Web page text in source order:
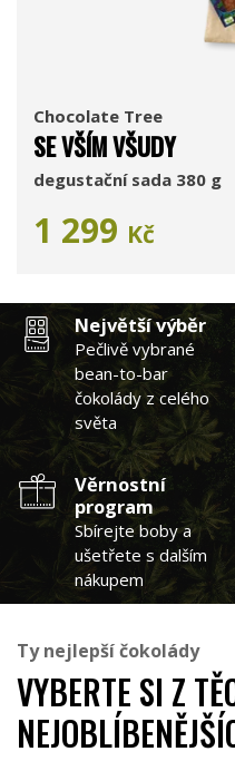
Chocolate Tree
SE VŠÍM VŠUDY
degustační sada 380 g
1 299 Kč
Největší výběr
Pečlivě vybrané
bean-to-bar
čokolády z celého
světa
Věrnostní
program
Sbírejte boby a
ušetřete s dalším
nákupem
Ty nejlepší čokolády
VYBERTE SI Z